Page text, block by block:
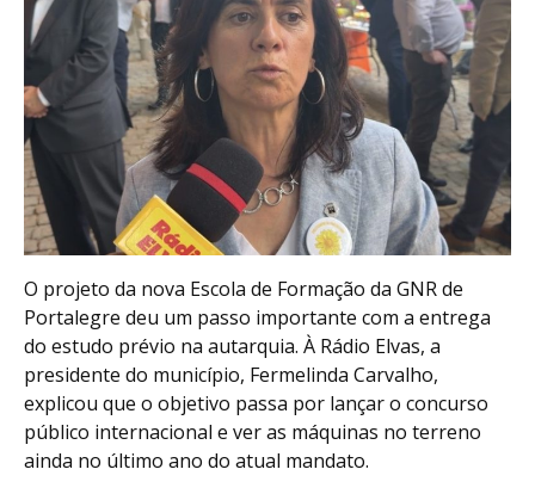
O projeto da nova Escola de Formação da GNR de
Portalegre deu um passo importante com a entrega
do estudo prévio na autarquia. À Rádio Elvas, a
presidente do município, Fermelinda Carvalho,
explicou que o objetivo passa por lançar o concurso
público internacional e ver as máquinas no terreno
ainda no último ano do atual mandato.